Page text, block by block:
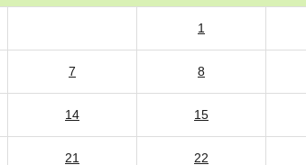
1
7 8
14 15
21 22